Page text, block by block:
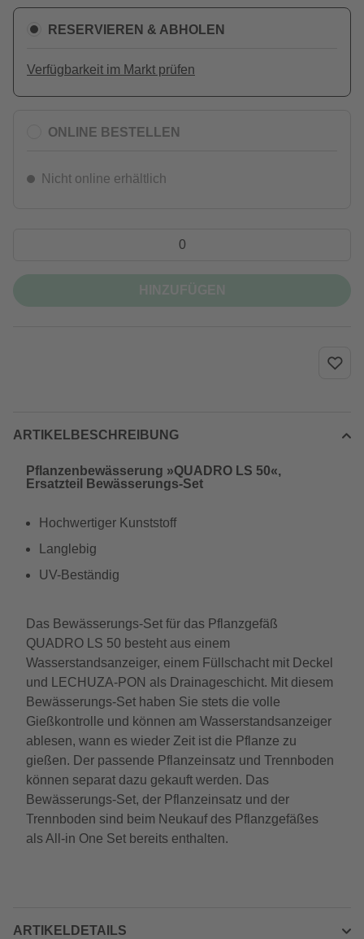
RESERVIEREN & ABHOLEN
Verfügbarkeit im Markt prüfen
ONLINE BESTELLEN
Nicht online erhältlich
ARTIKELBESCHREIBUNG
Pflanzenbewässerung »QUADRO LS 50«,
Ersatzteil Bewässerungs-Set
Hochwertiger Kunststoff
Langlebig
UV-Beständig
Das Bewässerungs-Set für das Pflanzgefäß
QUADRO LS 50 besteht aus einem
Wasserstandsanzeiger, einem Füllschacht mit Deckel
und LECHUZA-PON als Drainageschicht. Mit diesem
Bewässerungs-Set haben Sie stets die volle
Gießkontrolle und können am Wasserstandsanzeiger
ablesen, wann es wieder Zeit ist die Pflanze zu
gießen. Der passende Pflanzeinsatz und Trennboden
können separat dazu gekauft werden. Das
Bewässerungs-Set, der Pflanzeinsatz und der
Trennboden sind beim Neukauf des Pflanzgefäßes
als All-in One Set bereits enthalten.
ARTIKELDETAILS